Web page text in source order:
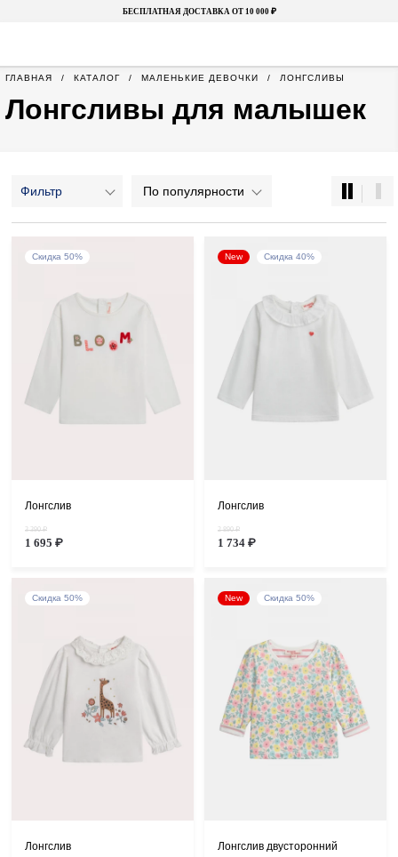
БЕСПЛАТНАЯ ДОСТАВКА ОТ 10 000 ₽
ГЛАВНАЯ КАТАЛОГ МАЛЕНЬКИЕ ДЕВОЧКИ ЛОНГСЛИВЫ
Лонгсливы для малышек
Фильтр По популярности
Скидка 50%
Лонгслив
3 390 ₽
1 695 ₽
New Скидка 40%
Лонгслив
2 890 ₽
1 734 ₽
Скидка 50%
Лонгслив
New Скидка 50%
Лонгслив двусторонний